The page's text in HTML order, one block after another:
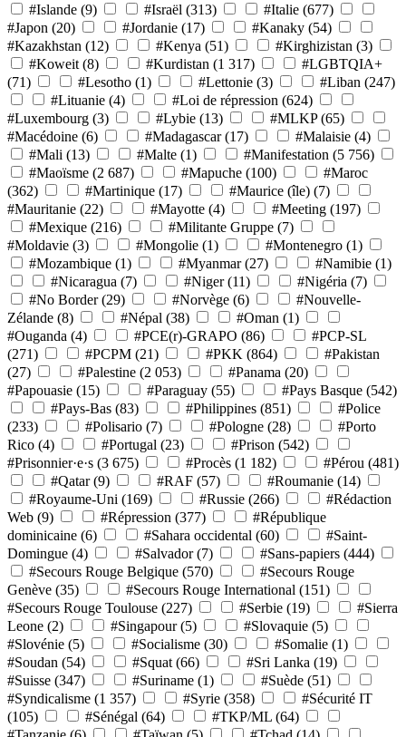
#Islande (9) #Israël (313) #Italie (677)
#Japon (20) #Jordanie (17) #Kanaky (54)
#Kazakhstan (12) #Kenya (51) #Kirghizistan (3)
#Koweit (8) #Kurdistan (1 317)
#LGBTQIA+
(71)
#Lesotho (1) #Lettonie (3) #Liban (247)
#Lituanie (4) #Loi de répression (624)
#Luxembourg (3) #Lybie (13) #MLKP (65)
#Macédoine (6) #Madagascar (17) #Malaisie (4)
#Mali (13) #Malte (1) #Manifestation (5 756)
#Maoïsme (2 687) #Mapuche (100)
#Maroc
(362)
#Martinique (17) #Maurice (île) (7)
#Mauritanie (22) #Mayotte (4) #Meeting (197)
#Mexique (216) #Militante Gruppe (7)
#Moldavie (3) #Mongolie (1) #Montenegro (1)
#Mozambique (1) #Myanmar (27) #Namibie (1)
#Nicaragua (7) #Niger (11) #Nigéria (7)
#No Border (29) #Norvège (6)
#Nouvelle-
Zélande (8) #Népal (38) #Oman (1)
#Ouganda (4) #PCE(r)-GRAPO (86)
#PCP-SL
(271)
#PCPM (21) #PKK (864)
#Pakistan
(27)
#Palestine (2 053) #Panama (20)
#Papouasie (15) #Paraguay (55) #Pays Basque (542)
#Pays-Bas (83) #Philippines (851)
#Police
(233)
#Polisario (7) #Pologne (28)
#Porto
Rico (4) #Portugal (23) #Prison (542)
#Prisonnier·e·s (3 675) #Procès (1 182) #Pérou (481)
#Qatar (9) #RAF (57) #Roumanie (14)
#Royaume-Uni (169) #Russie (266)
#Rédaction
Web (9) #Répression (377)
#République
dominicaine (6) #Sahara occidental (60)
#Saint-
Domingue (4) #Salvador (7) #Sans-papiers (444)
#Secours Rouge Belgique (570)
#Secours Rouge
Genève (35) #Secours Rouge International (151)
#Secours Rouge Toulouse (227) #Serbie (19)
#Sierra
Leone (2) #Singapour (5) #Slovaquie (5)
#Slovénie (5) #Socialisme (30) #Somalie (1)
#Soudan (54) #Squat (66) #Sri Lanka (19)
#Suisse (347) #Suriname (1) #Suède (51)
#Syndicalisme (1 357) #Syrie (358)
#Sécurité IT
(105)
#Sénégal (64) #TKP/ML (64)